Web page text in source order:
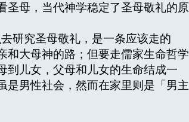
圣母，当代神学稳定了圣母敬礼的原
研究圣母敬礼，是一条应该走的
和大母神的路；但要走儒家生命哲学
到儿女，父母和儿女的生命结成一
是男性社会，然而在家里则是「男主